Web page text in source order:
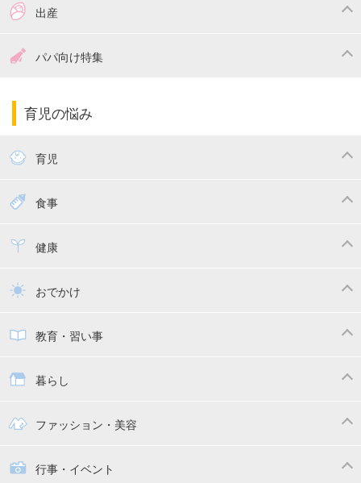
つわり
妊娠中の食事
出産
出産準備パパ向け特集
パパ向け特集
育児の悩み
育児
赤ちゃんのお世話
寝かしつけ
トイトレ
食事
離乳食健康
乳幼児健診・予防接種
おでかけ
子供とおでかけ
抱っこ紐
教育・習い事
教育・習い事
幼稚園
絵本
暮らし
ママの日常
家族関係・夫婦関係
ファッション・美容
子供の服・ファッション
行事・イベント